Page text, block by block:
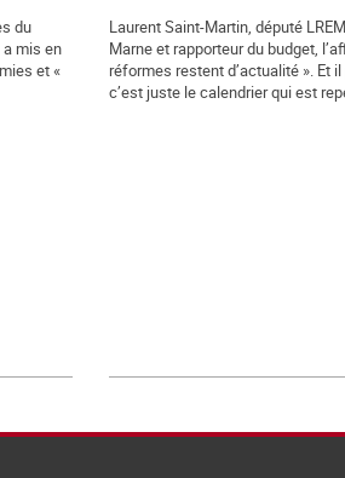
du
mis en
et «
Laurent Saint-Martin, député
Marne et rapporteur du budget,
réformes restent d’actualité ». Et
c’est juste le calendrier qui est